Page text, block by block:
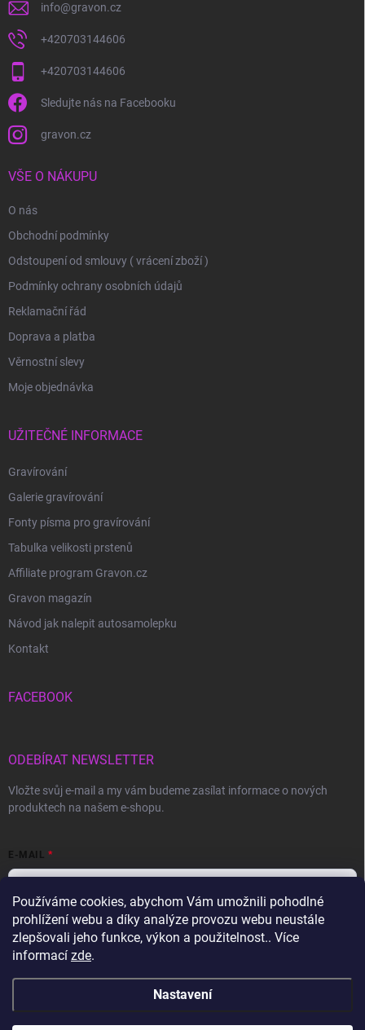
Používáme cookies, abychom Vám umožnili pohodlné
prohlížení webu a díky analýze provozu webu neustále
zlepšovali jeho funkce, výkon a použitelnost.. Více
informací zde.
Nastavení
info@gravon.cz
+420703144606
+420703144606
Sledujte nás na Facebooku
gravon.cz
VŠE O NÁKUPU
O nás
Obchodní podmínky
Odstoupení od smlouvy ( vrácení zboží )
Podmínky ochrany osobních údajů
Reklamační řád
Doprava a platba
Věrnostní slevy
Moje objednávka
UŽITEČNÉ INFORMACE
Gravírování
Galerie gravírování
Fonty písma pro gravírování
Tabulka velikosti prstenů
Affiliate program Gravon.cz
Gravon magazín
Návod jak nalepit autosamolepku
Kontakt
FACEBOOK
ODEBÍRAT NEWSLETTER
Vložte svůj e-mail a my vám budeme zasílat informace o nových
produktech na našem e-shopu.
E-MAIL
Vložením e-mailu souhlasíte spodmínkami ochrany osobních údajů
Přihlásit se